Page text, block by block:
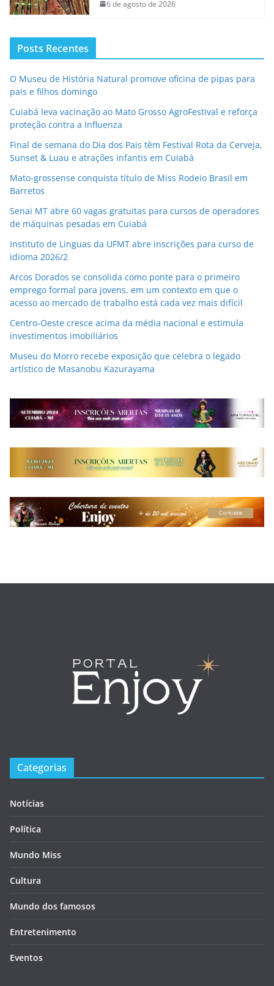
6 de agosto de 2026
Posts Recentes
O Museu de História Natural promove oficina de pipas para
pais e filhos domingo
Cuiabá leva vacinação ao Mato Grosso AgroFestival e reforça
proteção contra a Influenza
Final de semana do Dia dos Pais têm Festival Rota da Cerveja,
Sunset & Luau e atrações infantis em Cuiabá
Mato-grossense conquista título de Miss Rodeio Brasil em
Barretos
Senai MT abre 60 vagas gratuitas para cursos de operadores
de máquinas pesadas em Cuiabá
Instituto de Linguas da UFMT abre inscrições para curso de
idioma 2026/2
Arcos Dorados se consolida como ponte para o primeiro
emprego formal para jovens, em um contexto em que o
acesso ao mercado de trabalho está cada vez mais difícil
Centro-Oeste cresce acima da média nacional e estimula
investimentos imobiliários
Museu do Morro recebe exposição que celebra o legado
artístico de Masanobu Kazurayama
Categorias
Notícias
Política
Mundo Miss
Cultura
Mundo dos famosos
Entretenimento
Eventos